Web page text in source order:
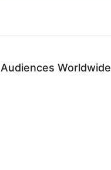
Worldwide